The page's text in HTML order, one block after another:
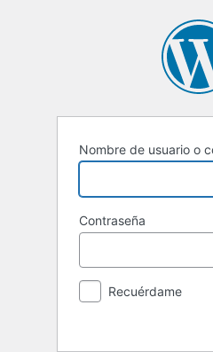
Nombre de usuario o
Contraseña
Recuérdame